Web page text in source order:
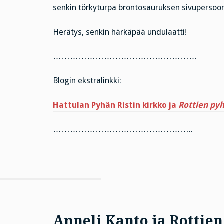
senkin törkyturpa brontosauruksen
Herätys, senkin härkäpää undulaatti!
……………………………………………
Blogin ekstralinkki:
Hattulan Pyhän Ristin kirkko ja Rottien
…………………………………………..